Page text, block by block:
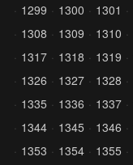
1299
1300 1301
1308
1309 1310
1317
1318 1319
1326
1327 1328
1335
1336 1337
1344
1345 1346
1353
1354 1355